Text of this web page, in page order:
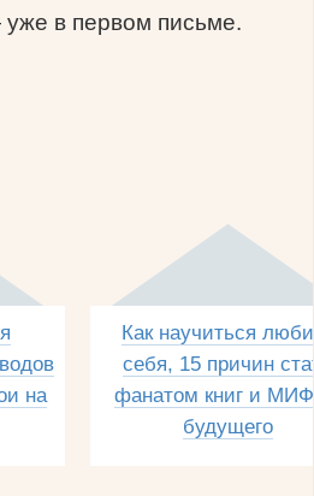
в первом письме.
на
Как научиться
себя, 15 причин
фанатом книг и
будущего